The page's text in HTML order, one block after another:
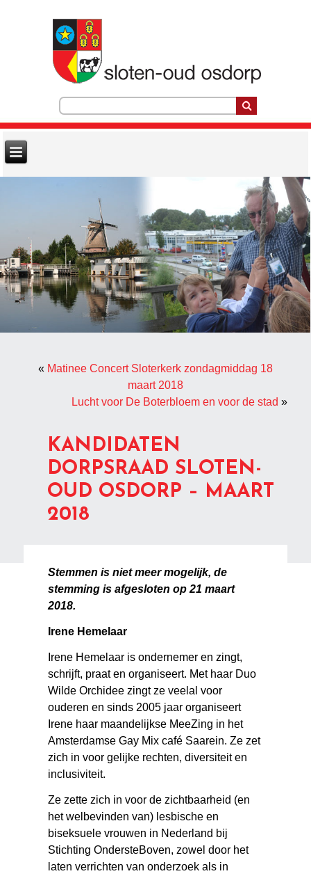
« Matinee Concert Sloterkerk zondagmiddag 18
maart 2018
Lucht voor De Boterbloem en voor de stad »
KANDIDATEN
DORPSRAAD SLOTEN-
OUD OSDORP – MAART
2018
Stemmen is niet meer mogelijk, de
stemming is afgesloten op 21 maart
2018.
Irene Hemelaar
Irene Hemelaar is ondernemer en zingt,
schrijft, praat en organiseert. Met haar Duo
Wilde Orchidee zingt ze veelal voor
ouderen en sinds 2005 jaar organiseert
Irene haar maandelijkse MeeZing in het
Amsterdamse Gay Mix café Saarein. Ze zet
zich in voor gelijke rechten, diversiteit en
inclusiviteit.
Ze zette zich in voor de zichtbaarheid (en
het welbevinden van) lesbische en
biseksuele vrouwen in Nederland bij
Stichting OndersteBoven, zowel door het
laten verrichten van onderzoek als in